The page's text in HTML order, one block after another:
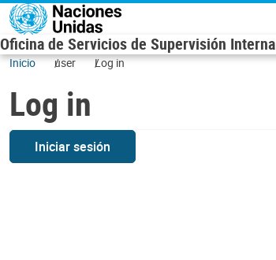
Skip to main content
Oficina de Servicios de Supervisión Interna
Inicio user Log in
Log in
Iniciar sesión